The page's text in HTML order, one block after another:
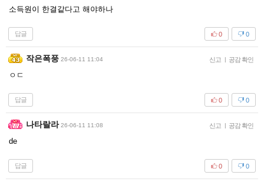
소득원이 한결같다고 해야하나
답글 0
0
작은폭풍 26-06-11 11:04 신고 | 공감 확인
ㅇㄷ
답글 0
0
나타랄라 26-06-11 11:08 신고 | 공감 확인
de
답글 0
0